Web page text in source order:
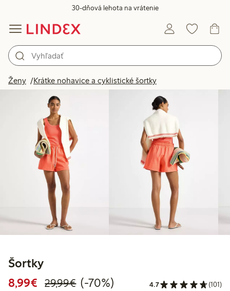
30-dňová lehota na vrátenie
Ženy Krátke nohavice a cyklistické šortkyProdukty na obrázku
Šortky
8,99€ Zvýhodnená cena: 8,99 €
29,99€Bežná cena: 29,99 €
70% zľava
(-70%) 4.7 (101)